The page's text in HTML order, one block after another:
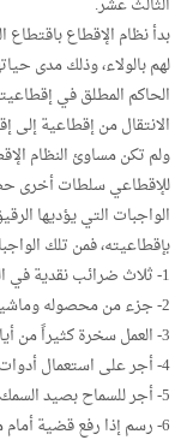
بدأ نظام الإقطاع
لهم بالولاء، وذلك مدى
الحاكم المطلق في
الانتقال من إقطاعية إلى
ولم تكن مساوئ النظام
للإقطاعي سلطات أخرى
الواجبات التي يؤديها
بإقطاعيته، فمن تلك
1- ثلاث ضرائب نقدية في العام.
2- جزء من محصوله وماشيته.
3- العمل سخرة كثيراً من أيام السنة.
4- أجر على استعمال أدوات المالك في طعامه وشرابه.
5- أجر للسماح بصيد السمك أو الحيوان البري.
6- رسم إذا رفع قضية أمام محاكم المالك.